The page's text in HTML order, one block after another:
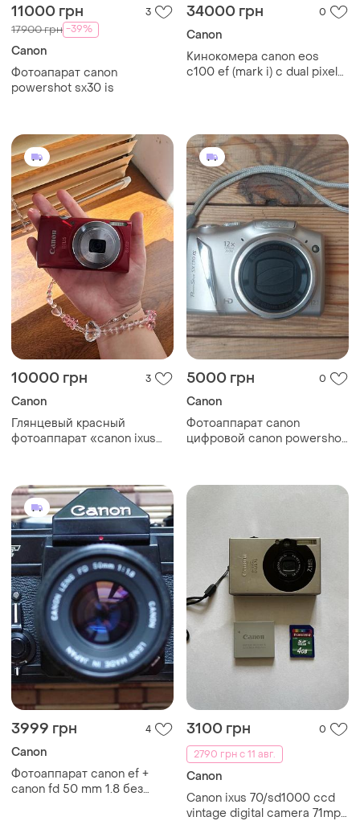
11000 грн 3
17900 грн -39%
Canon
Фотоапарат canon
powershot sx30 is
34000 грн 0
Canon
Кинокомера canon eos
c100 ef (mark i) с dual pixel
10000 грн 3
Canon
Глянцевый красный
фотоаппарат «canon ixus
5000 грн 0
Canon
Фотоаппарат canon
цифровой canon powershot
3999 грн 4
Canon
Фотоаппарат canon ef +
canon fd 50 mm 1.8 без
3100 грн
0
2790 грн с 11 авг.
Canon
Canon ixus 70/sd1000 ccd
vintage digital camera 71mp